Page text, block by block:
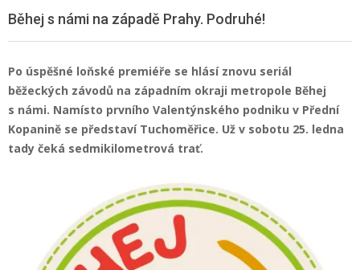
Běhej s námi na západě Prahy. Podruhé!
Po úspěšné loňské premiéře se hlásí znovu seriál
běžeckých závodů na západním okraji metropole Běhej
s námi. Namísto prvního Valentýnského podniku v Přední
Kopanině se představí Tuchoměřice. Už v sobotu 25. ledna
tady čeká sedmikilometrová trať.